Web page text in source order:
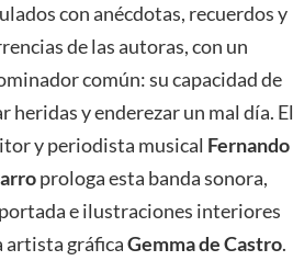
con anécdotas, recuerdos y
de las autoras, con un
común: su capacidad de
heridas y enderezar un mal día. El
y periodista musical Fernando
prologa esta banda sonora,
e ilustraciones interiores
artista gráficaGemma de Castro.